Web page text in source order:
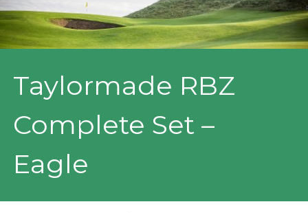
Taylormade RBZ
Complete Set –
Eagle